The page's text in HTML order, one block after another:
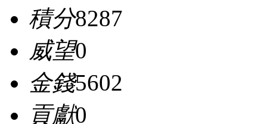
積分8287
威望0
金錢5602
貢獻0